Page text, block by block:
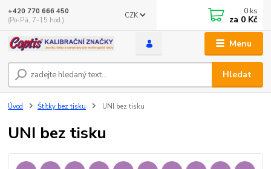
Menu
CZK
Hledat
+420 770 666 450
(Po-Pá, 7-15 hod.)
0 ks
za 0 Kč
Úvod Štítky bez tisku UNI bez tisku
UNI bez tisku